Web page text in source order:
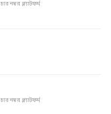
চার নম্বর প্ল্যাটফর্ম
চার নম্বর প্ল্যাটফর্ম